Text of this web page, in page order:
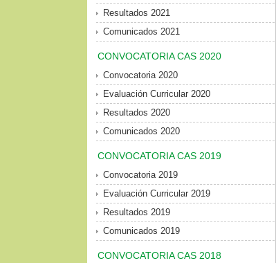
Resultados 2021
Comunicados 2021
CONVOCATORIA CAS 2020
Convocatoria 2020
Evaluación Curricular 2020
Resultados 2020
Comunicados 2020
CONVOCATORIA CAS 2019
Convocatoria 2019
Evaluación Curricular 2019
Resultados 2019
Comunicados 2019
CONVOCATORIA CAS 2018